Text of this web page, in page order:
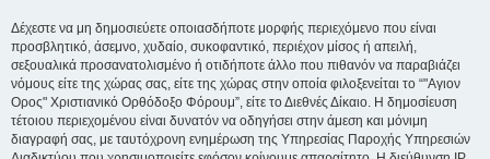
Δέχεστε να μη δημοσιεύετε οποιασδήποτε μορφής περιεχόμενο που είναι
προσβλητικό, άσεμνο, χυδαίο, συκοφαντικό, περιέχον μίσος ή απειλή,
σεξουαλικά προσανατολισμένο ή οτιδήποτε άλλο που πιθανόν να παραβιάζει
νόμους είτε της χώρας σας, είτε της χώρας στην οποία φιλοξενείται το “"Αγιον
Ορος" Χριστιανικό Ορθόδοξο Φόρουμ”, είτε το Διεθνές Δίκαιο. Η δημοσίευση
τέτοιου περιεχομένου είναι δυνατόν να οδηγήσει στην άμεση και μόνιμη
διαγραφή σας, με ταυτόχρονη ενημέρωση της Υπηρεσίας Παροχής Υπηρεσιών